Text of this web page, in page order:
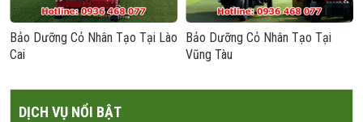
Bảo Dưỡng Cỏ Nhân Tạo Tại Lào
Cai
Bảo Dưỡng Cỏ Nhân Tạo Tại
Vũng Tàu
DỊCH VỤ NỔI BẬT